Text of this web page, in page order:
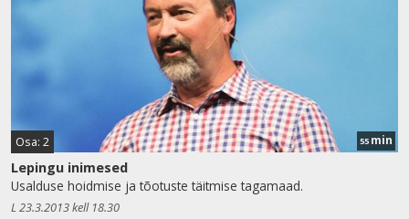
Osa: 2 55 min
Lepingu inimesed
Usalduse hoidmise ja tõotuste täitmise tagamaad.
L 23.3.2013 kell 18.30